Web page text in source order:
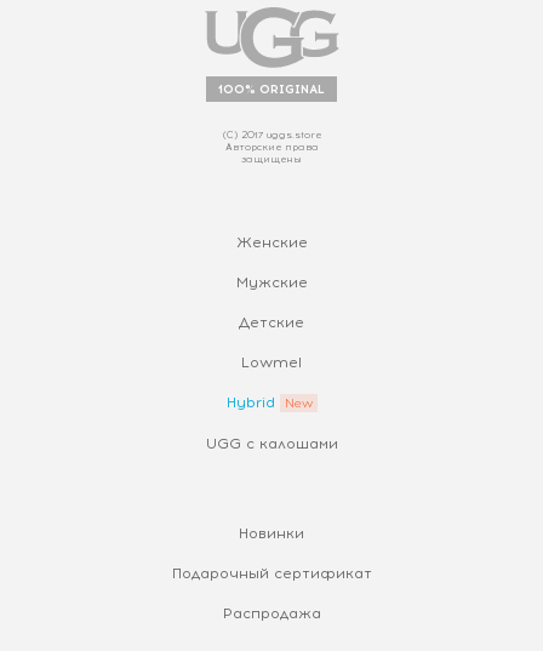
100% ORIGINAL
(С) 2017 uggs.store
Авторские права
защищены
Женские
Мужские
Детские
Lowmel
Hybrid
UGG с калошами
Новинки
Подарочный сертификат
Распродажа